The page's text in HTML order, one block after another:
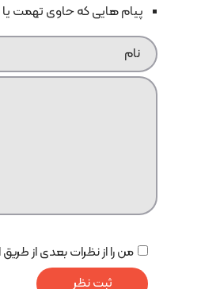
پیام هایی که حاوی تهمت یا
من را از نظرات بعدی از طریق